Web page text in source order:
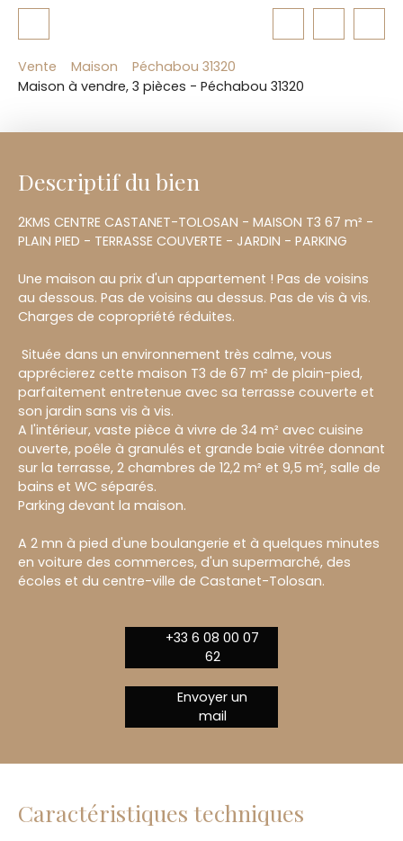
Vente Maison
Péchabou 31320
Maison à vendre, 3 pièces - Péchabou 31320
Descriptif du bien
2KMS CENTRE CASTANET-TOLOSAN - MAISON T3 67 m² -
PLAIN PIED - TERRASSE COUVERTE - JARDIN - PARKING
Une maison au prix d'un appartement ! Pas de voisins
au dessous. Pas de voisins au dessus. Pas de vis à vis.
Charges de copropriété réduites.
Située dans un environnement très calme, vous
apprécierez cette maison T3 de 67 m² de plain-pied,
parfaitement entretenue avec sa terrasse couverte et
son jardin sans vis à vis.
A l'intérieur, vaste pièce à vivre de 34 m² avec cuisine
ouverte, poêle à granulés et grande baie vitrée donnant
sur la terrasse, 2 chambres de 12,2 m² et 9,5 m², salle de
bains et WC séparés.
Parking devant la maison.
A 2 mn à pied d'une boulangerie et à quelques minutes
en voiture des commerces, d'un supermarché, des
écoles et du centre-ville de Castanet-Tolosan.
+33 6 08 00 07
62
Envoyer un
mail
Caractéristiques techniques